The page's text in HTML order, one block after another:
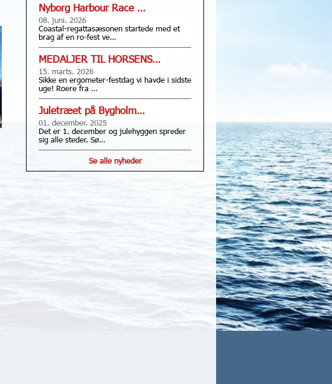
Nyborg Harbour Race …
08. juni. 2026
Coastal-regattasæsonen startede med et
brag af en ro-fest ve…
MEDALJER TIL HORSENS…
15. marts. 2026
Sikke en ergometer-festdag vi havde i sidste
uge! Roere fra …
Juletræet på Bygholm…
01. december. 2025
Det er 1. december og julehyggen spreder
sig alle steder. Sø…
Se alle nyheder